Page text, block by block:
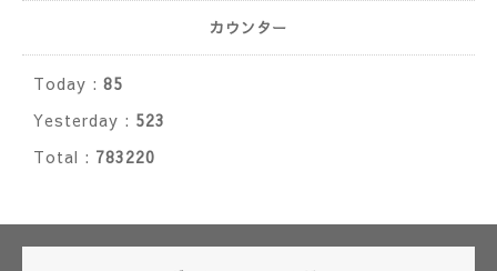
カウンター
Today : 85
Yesterday : 523
Total : 783220